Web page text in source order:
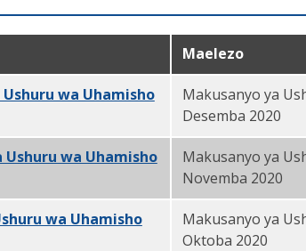
Maelezo
wa Uhamisho
Makusanyo ya
Desemba 2020
Ushuru wa Uhamisho
Makusanyo ya
Novemba 2020
wa Uhamisho
Makusanyo ya
Oktoba 2020